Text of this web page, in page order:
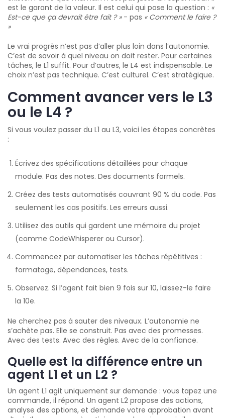
est le garant de la valeur. Il est celui qui pose la question : «
Est-ce que ça devrait être fait ? »- pas « Comment le faire ?
»
Le vrai progrès n’est pas d’aller plus loin dans l’autonomie.
C’est de savoir à quel niveau on doit rester. Pour certaines
tâches, le L1 suffit. Pour d’autres, le L4 est indispensable. Le
choix n’est pas technique. C’est culturel. C’est stratégique.
Comment avancer vers le L3
ou le L4 ?
Si vous voulez passer du L1 au L3, voici les étapes concrètes
:
Écrivez des spécifications détaillées pour chaque
module. Pas des notes. Des documents formels.
Créez des tests automatisés couvrant 90 % du code. Pas
seulement les cas positifs. Les erreurs aussi.
Utilisez des outils qui gardent une mémoire du projet
(comme CodeWhisperer ou Cursor).
Commencez par automatiser les tâches répétitives :
formatage, dépendances, tests.
Observez. Si l’agent fait bien 9 fois sur 10, laissez-le faire
la 10e.
Ne cherchez pas à sauter des niveaux. L’autonomie ne
s’achète pas. Elle se construit. Pas avec des promesses.
Avec des tests. Avec des règles. Avec de la confiance.
Quelle est la différence entre un
agent L1 et un L2 ?
Un agent L1 agit uniquement sur demande : vous tapez une
commande, il répond. Un agent L2 propose des actions,
analyse des options, et demande votre approbation avant